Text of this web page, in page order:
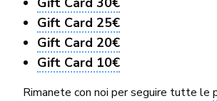
Gift Card 25€
Gift Card 20€
Gift Card 10€
Rimanete con noi per seguire tutte le